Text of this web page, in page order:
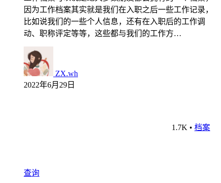
因为工作档案其实就是我们在入职之后一些工作记录，
比如说我们的一些个人信息，还有在入职后的工作调
动、职称评定等等，这些都与我们的工作方…
ZX.wh
2022年6月29日
1.7K • 档案
查询